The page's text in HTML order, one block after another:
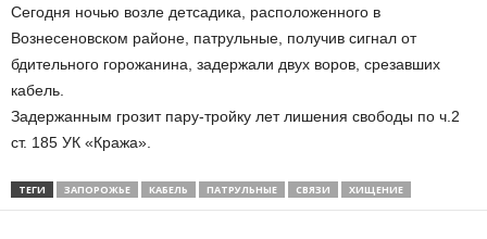
Сегодня ночью возле детсадика, расположенного в
Вознесеновском районе, патрульные, получив сигнал от
бдительного горожанина, задержали двух воров, срезавших
кабель.
Задержанным грозит пару-тройку лет лишения свободы по ч.2
ст. 185 УК «Кража».
ТЕГИ ЗАПОРОЖЬЕ КАБЕЛЬ ПАТРУЛЬНЫЕ СВЯЗИ ХИЩЕНИЕ